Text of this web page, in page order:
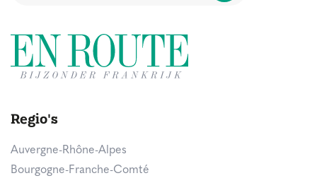
Regio's
Auvergne-Rhône-Alpes
Bourgogne-Franche-Comté